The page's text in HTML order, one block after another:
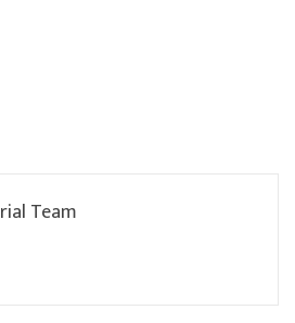
Team